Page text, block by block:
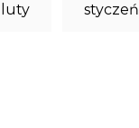
luty styczeń